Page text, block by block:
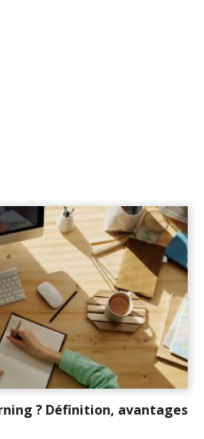
? Définition, avantages